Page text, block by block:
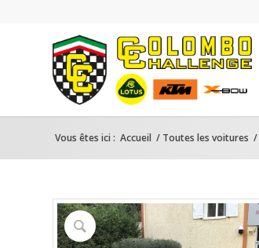
Vous êtes ici : Accueil / Toutes les voitures /